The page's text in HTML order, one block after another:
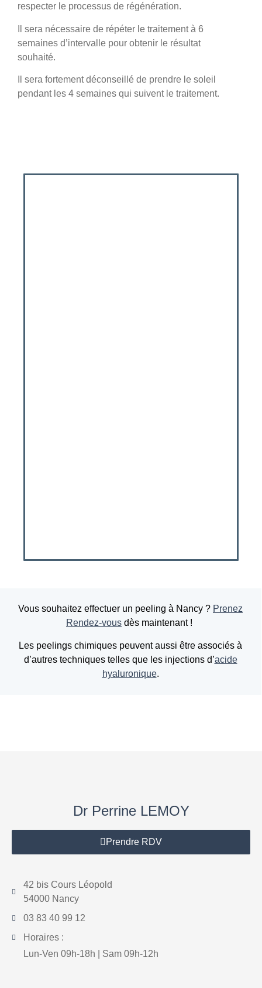
respecter le processus de régénération.
Il sera nécessaire de répéter le traitement à 6
semaines d’intervalle pour obtenir le résultat
souhaité.
Il sera fortement déconseillé de prendre le soleil
pendant les 4 semaines qui suivent le traitement.
Vous souhaitez effectuer un peeling à Nancy ? Prenez
Rendez-vous dès maintenant !
Les peelings chimiques peuvent aussi être associés à
d’autres techniques telles que les injections d’acide
hyaluronique.
Dr Perrine LEMOY
Prendre RDV
42 bis Cours Léopold
54000 Nancy
03 83 40 99 12
Horaires :
Lun-Ven 09h-18h | Sam 09h-12h